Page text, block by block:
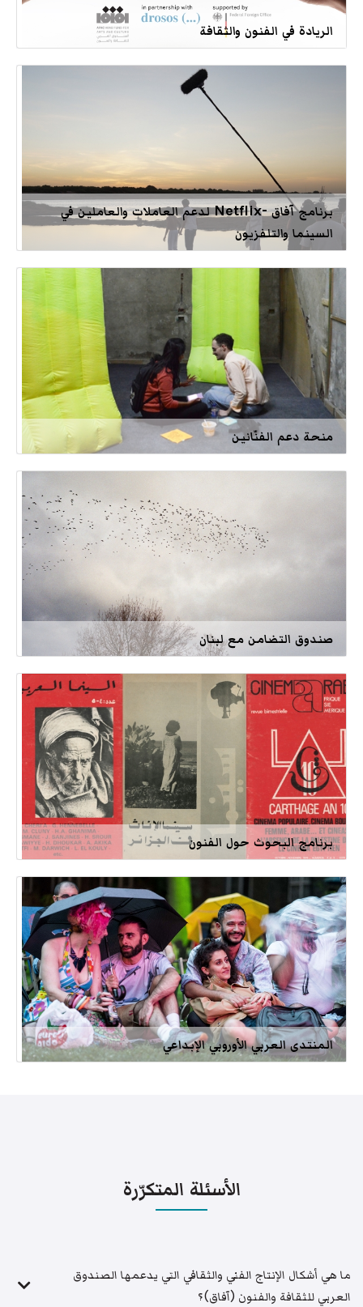
الريادة في الفنون والثقافة
برنامج آفاق -Netflix لدعم العاملات والعاملين في
السينما والتلفزيون
منحة دعم الفنّانين
صندوق التضامن مع لبنان
برنامج البحوث حول الفنون
المنتدى العربي الأوروبي الإبداعي
الأسئلة المتكرّرة
ما هي أشكال الإنتاج الفني والثقافي التي يدعمها الصندوق
العربي للثقافة والفنون (آفاق)؟